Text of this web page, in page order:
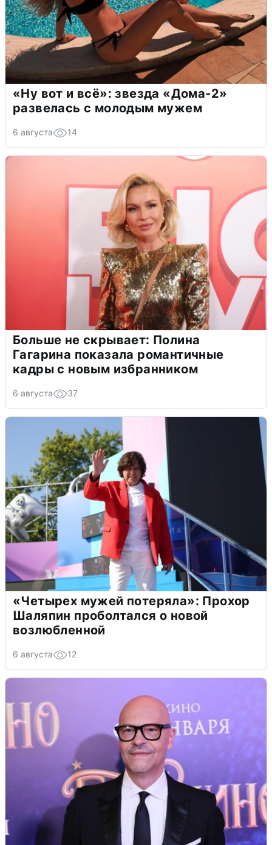
«Ну вот и всё»: звезда «Дома-2»
развелась с молодым мужем
6 августа 14
Больше не скрывает: Полина
Гагарина показала романтичные
кадры с новым избранником
6 августа 37
«Четырех мужей потеряла»: Прохор
Шаляпин проболтался о новой
возлюбленной
6 августа 12